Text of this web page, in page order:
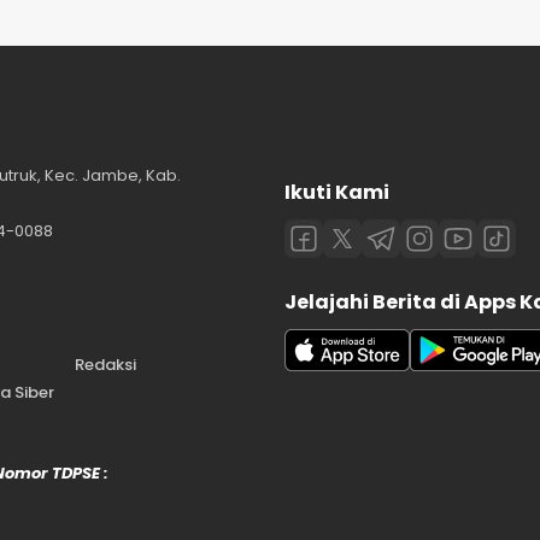
Kec. Jambe, Kab.
0088
Redaksi
Siber
TDPSE :
Ikuti Kami
Jelajahi Berita di Apps